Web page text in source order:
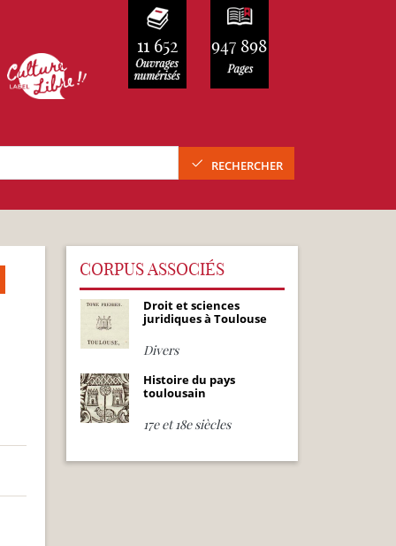
11 652 947 898
RECHERCHER
CORPUS ASSOCIÉS
Droit et sciences
juridiques à Toulouse
Divers
Histoire du pays
toulousain
17e et 18e siècles